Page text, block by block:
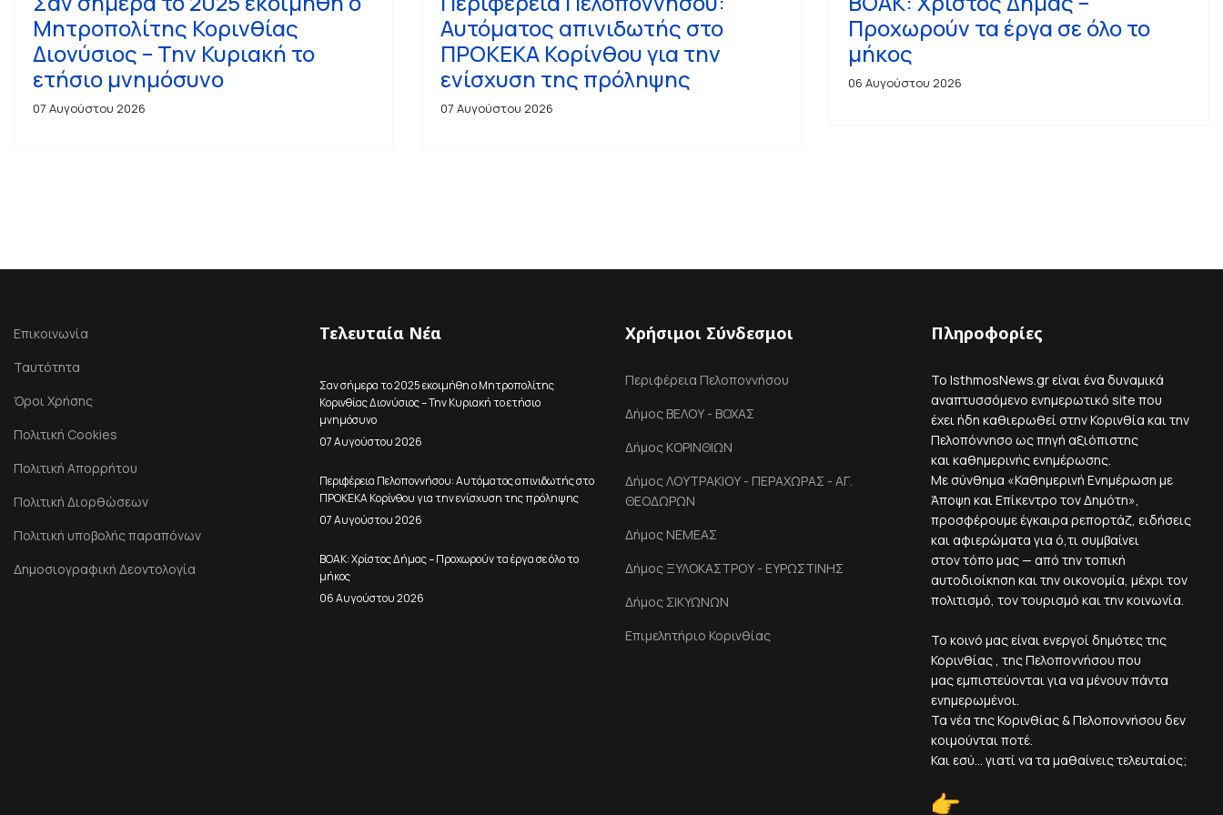
Μητροπολίτης Κορινθίας
Διονύσιος – Την Κυριακή το
ετήσιο μνημόσυνο
07 Αυγούστου 2026
Αυτόματος απινιδωτής στο
ΠΡΟΚΕΚΑ Κορίνθου για την
ενίσχυση της πρόληψης
07 Αυγούστου 2026
Προχωρούν τα έργα σε όλο το
μήκος
06 Αυγούστου 2026
Επικοινωνία
Ταυτότητα
Όροι Χρήσης
Πολιτική Cookies
Πολιτική Απορρήτου
Πολιτική Διορθώσεων
Πολιτική υποβολής παραπόνων
Δημοσιογραφική Δεοντολογία
Τελευταία Νέα
Σαν σήμερα το 2025 εκοιμήθη ο Μητροπολίτης
Κορινθίας Διονύσιος – Την Κυριακή το ετήσιο
μνημόσυνο
07 Αυγούστου 2026
Περιφέρεια Πελοποννήσου: Αυτόματος απινιδωτής στο
ΠΡΟΚΕΚΑ Κορίνθου για την ενίσχυση της πρόληψης
07 Αυγούστου 2026
ΒΟΑΚ: Χρίστος Δήμας – Προχωρούν τα έργα σε όλο το
μήκος
06 Αυγούστου 2026
Χρήσιμοι Σύνδεσμοι
Περιφέρεια Πελοποννήσου
Δήμος ΒΕΛΟΥ - ΒΟΧΑΣ
Δήμος ΚΟΡΙΝΘΙΩΝ
Δήμος ΛΟΥΤΡΑΚΙΟΥ - ΠΕΡΑΧΩΡΑΣ - ΑΓ.
ΘΕΟΔΩΡΩΝ
Δήμος ΝΕΜΕΑΣ
Δήμος ΞΥΛΟΚΑΣΤΡΟΥ - ΕΥΡΩΣΤΙΝΗΣ
Δήμος ΣΙΚΥΩΝΩΝ
Επιμελητήριο Κορινθίας
Πληροφορίες
Το IsthmosNews.gr είναι ένα δυναμικά
αναπτυσσόμενο ενημερωτικό site που
έχει ήδη καθιερωθεί στην Κορινθία και την
Πελοπόννησο ως πηγή αξιόπιστης
και καθημερινής ενημέρωσης.
Με σύνθημα «Καθημερινή Ενημέρωση με
Άποψη και Επίκεντρο τον Δημότη»,
προσφέρουμε έγκαιρα ρεπορτάζ, ειδήσεις
και αφιερώματα για ό,τι συμβαίνει
στον τόπο μας — από την τοπική
αυτοδιοίκηση και την οικονομία, μέχρι τον
πολιτισμό, τον τουρισμό και την κοινωνία.
Το κοινό μας είναι ενεργοί δημότες της
Κορινθίας , της Πελοποννήσου που
μας εμπιστεύονται για να μένουν πάντα
ενημερωμένοι.
Τα νέα της Κορινθίας & Πελοποννήσου δεν
κοιμούνται ποτέ.
Και εσύ... γιατί να τα μαθαίνεις τελευταίος;